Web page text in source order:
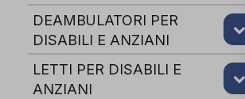
DEAMBULATORI PER
DISABILI E ANZIANI
LETTI PER DISABILI E
ANZIANI